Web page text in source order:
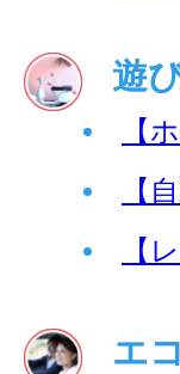
遊
【
【
【
エ